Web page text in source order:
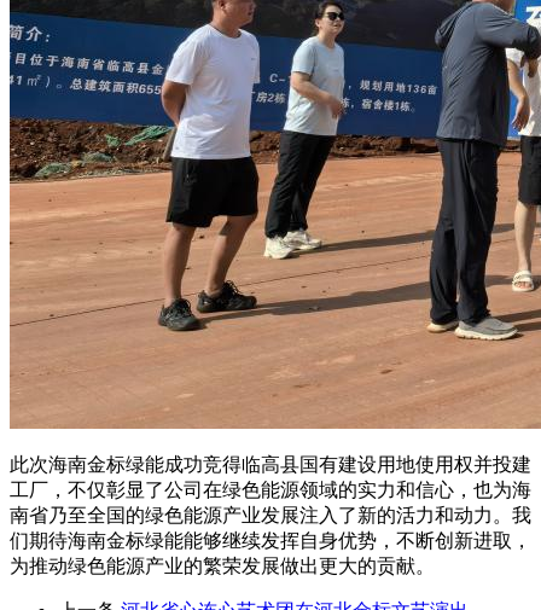
此次海南金标绿能成功竞得临高县国有建设用地使用权并投建
工厂，不仅彰显了公司在绿色能源领域的实力和信心，也为海
南省乃至全国的绿色能源产业发展注入了新的活力和动力。我
们期待海南金标绿能能够继续发挥自身优势，不断创新进取，
为推动绿色能源产业的繁荣发展做出更大的贡献。